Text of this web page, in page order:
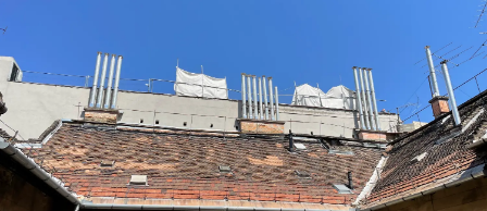
Társasházi kéményfelújítás
Portfólió
Hírek